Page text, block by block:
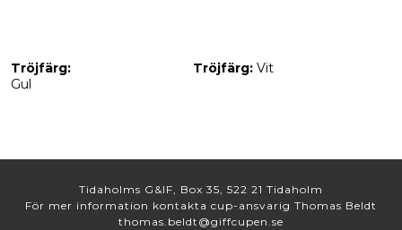
Tröjfärg:
Gul
Tröjfärg: Vit
Tidaholms G&IF, Box 35, 522 21 Tidaholm
För mer information kontakta cup-ansvarig Thomas Beldt
thomas.beldt@giffcupen.se